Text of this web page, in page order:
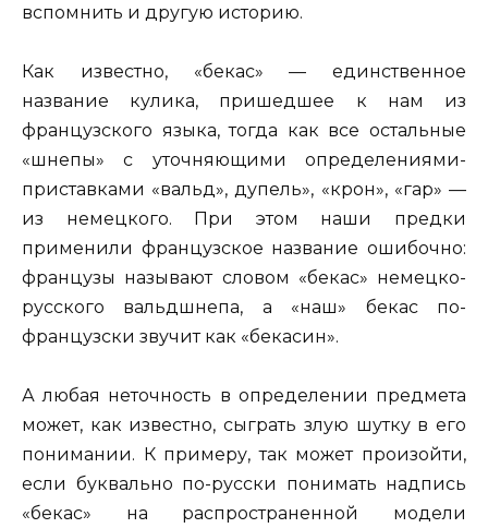
вспомнить и другую историю.
Как известно, «бекас» — единственное
название кулика, пришедшее к нам из
французского языка, тогда как все остальные
«шнепы» с уточняющими определениями-
приставками «вальд», дупель», «крон», «гар» —
из немецкого. При этом наши предки
применили французское название ошибочно:
французы называют словом «бекас» немецко-
русского вальдшнепа, а «наш» бекас по-
французски звучит как «бекасин».
А любая неточность в определении предмета
может, как известно, сыграть злую шутку в его
понимании. К примеру, так может произойти,
если буквально по-русски понимать надпись
«бекас» на распространенной модели